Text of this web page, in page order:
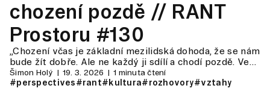
chození pozdě // RANT
Prostoru #130
„Chození včas je základní mezilidská dohoda, že se nám
bude žít dobře. Ale ne každý ji sdílí a chodí pozdě. Ve…
Šimon Holý 19. 3. 2026 1 minuta čtení
#perspectives#rant#kultura#rozhovory#vztahy